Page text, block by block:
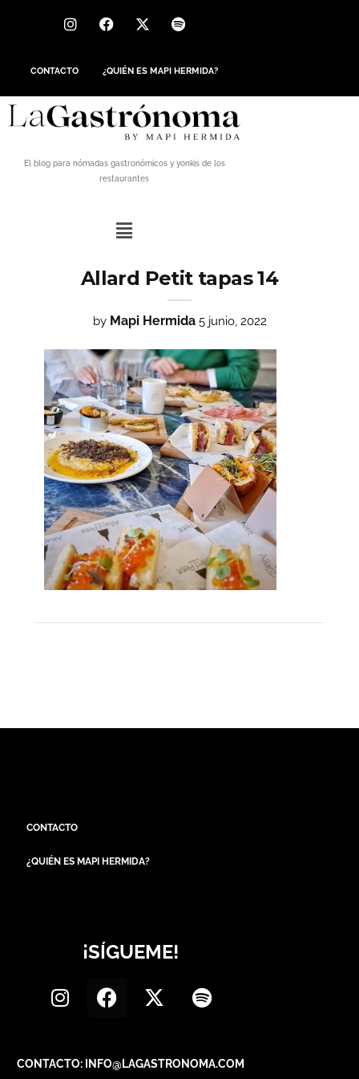
CONTACTO ¿QUIÉN ES MAPI HERMIDA?
El blog para nómadas gastronómicos y yonkis de los
restaurantes
Allard Petit tapas 14
by Mapi Hermida 5 junio, 2022
CONTACTO
¿QUIÉN ES MAPI HERMIDA?
¡SÍGUEME!
CONTACTO: INFO@LAGASTRONOMA.COM